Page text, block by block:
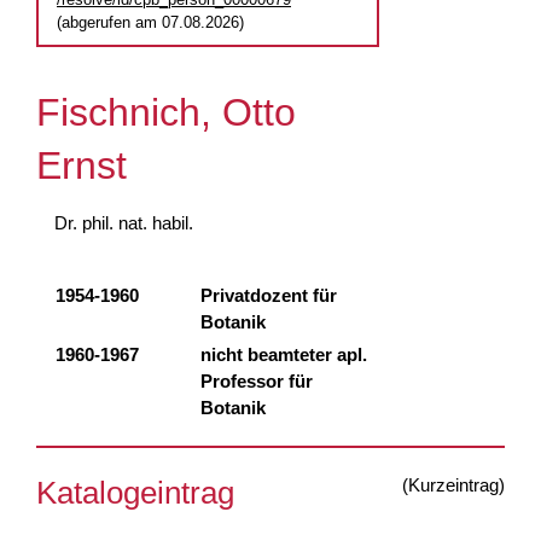
(abgerufen am 07.08.2026)
Fischnich, Otto
Ernst
Dr. phil. nat. habil.
1954-1960
Privatdozent für
Botanik
1960-1967
nicht beamteter apl.
Professor für
Botanik
(Kurzeintrag)
Katalogeintrag